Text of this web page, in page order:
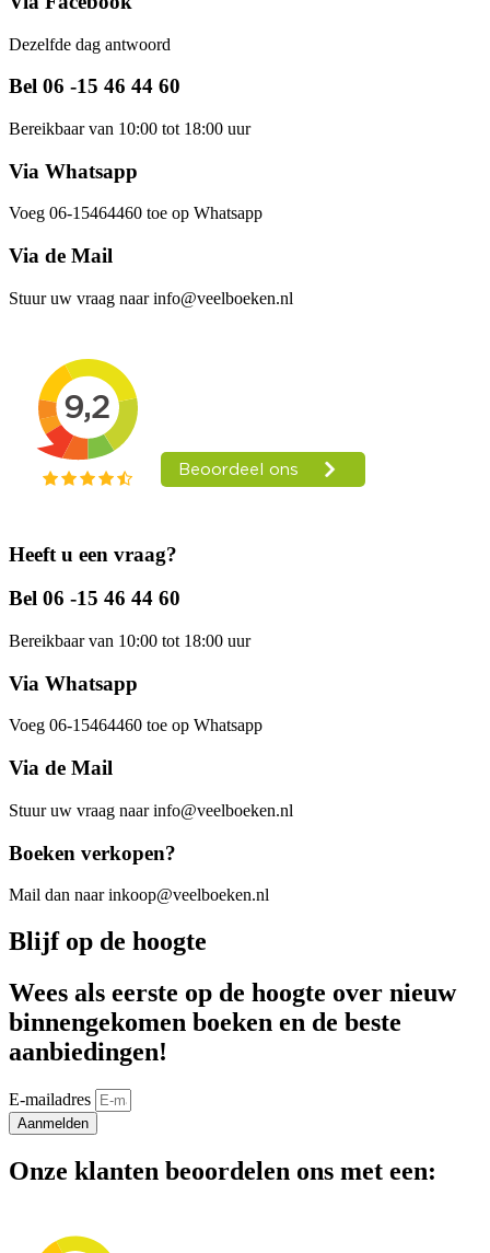
Dezelfde dag antwoord
Bel 06 -15 46 44 60
Bereikbaar van 10:00 tot 18:00 uur
Via Whatsapp
Voeg 06-15464460 toe op Whatsapp
Via de Mail
Stuur uw vraag naar info@veelboeken.nl
Heeft u een vraag?
Bel 06 -15 46 44 60
Bereikbaar van 10:00 tot 18:00 uur
Via Whatsapp
Voeg 06-15464460 toe op Whatsapp
Via de Mail
Stuur uw vraag naar info@veelboeken.nl
Boeken verkopen?
Mail dan naar inkoop@veelboeken.nl
Blijf op de hoogte
Wees als eerste op de hoogte over nieuw
binnengekomen boeken en de beste
aanbiedingen!
E-mailadres
Aanmelden
Onze klanten beoordelen ons met een: